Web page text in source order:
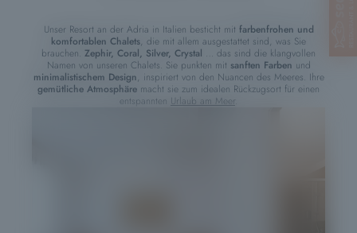
Unser Resort an der Adria in Italien besticht mit farbenfrohen und
komfortablen Chalets , die mit allem ausgestattet sind, was Sie
brauchen. Zephir, Coral, Silver, Crystal … das sind die klangvollen
Namen von unseren Chalets. Sie punkten mit sanften Farben und
minimalistischem Design , inspiriert von den Nuancen des Meeres. Ihre
gemütliche Atmosphäre macht sie zum idealen Rückzugsort für einen
entspannten Urlaub am Meer